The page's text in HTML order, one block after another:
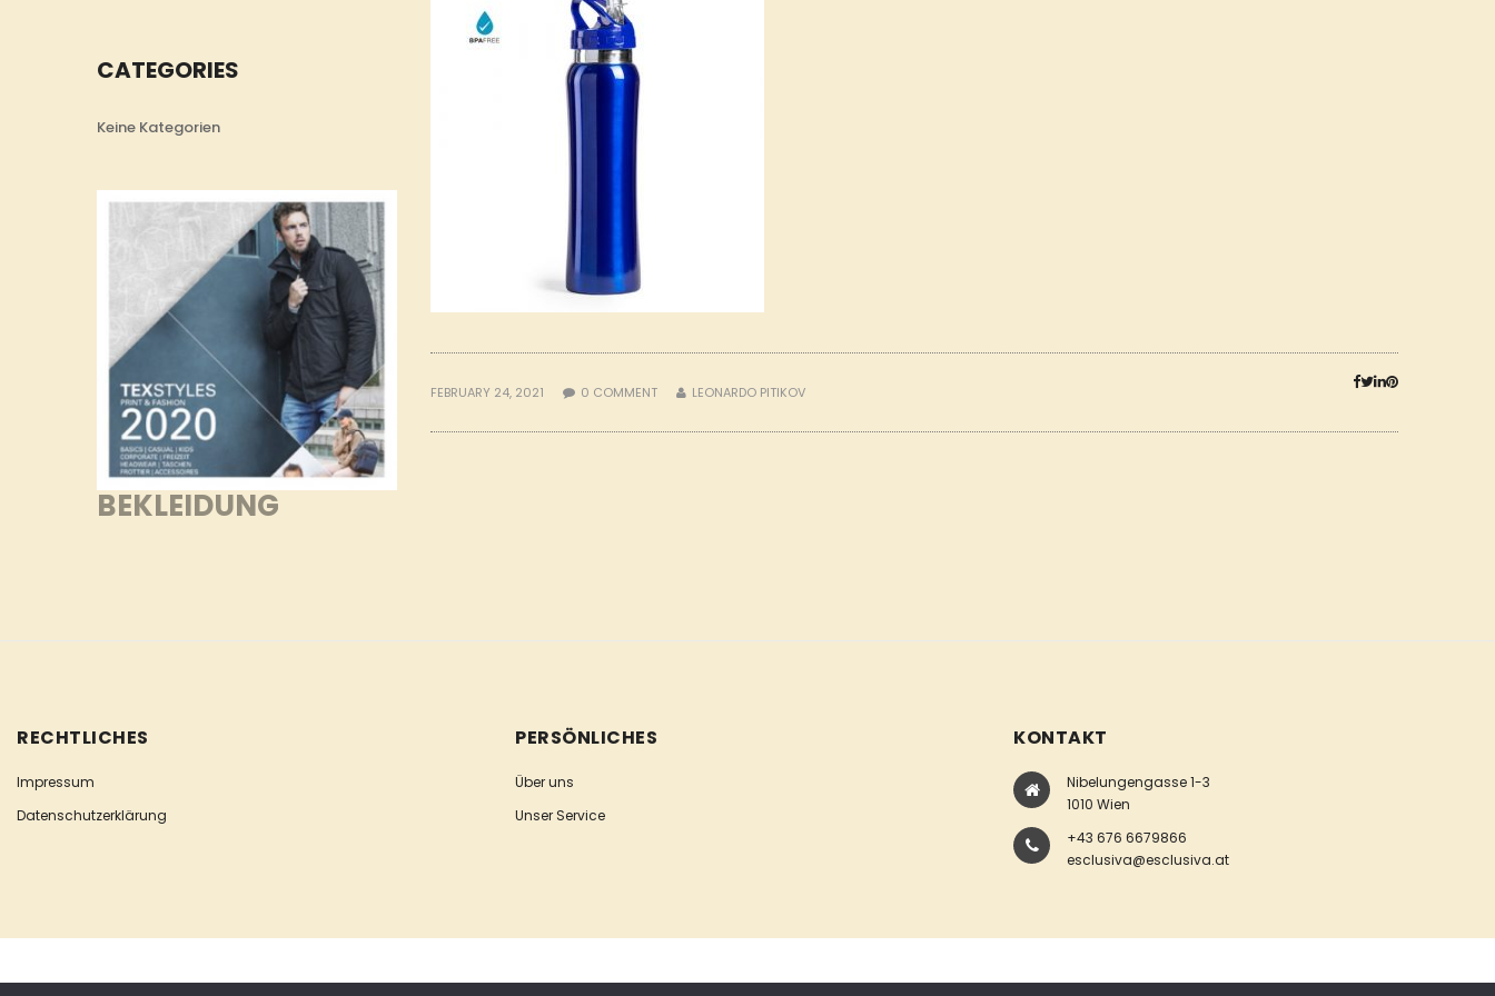
CATEGORIES
Keine Kategorien
BEKLEIDUNG
FEBRUARY 24, 2021 0 COMMENT LEONARDO PITIKOV
RECHTLICHES
Impressum
Datenschutzerklärung
PERSÖNLICHES
Über uns
Unser Service
KONTAKT
Nibelungengasse 1-3
1010 Wien
+43 676 6679866
esclusiva@esclusiva.at